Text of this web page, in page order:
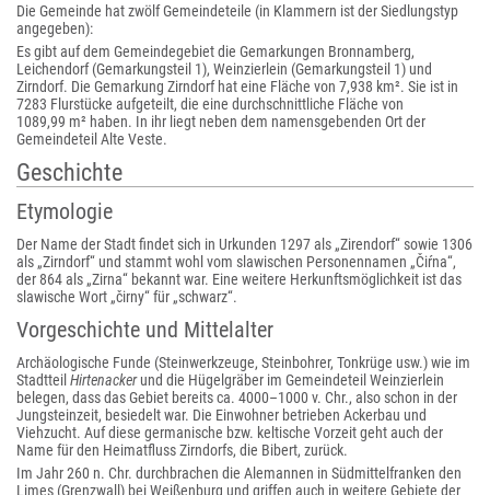
Die Gemeinde hat zwölf Gemeindeteile (in Klammern ist der Siedlungstyp
angegeben):
Es gibt auf dem Gemeindegebiet die Gemarkungen Bronnamberg,
Leichendorf (Gemarkungsteil 1), Weinzierlein (Gemarkungsteil 1) und
Zirndorf. Die Gemarkung Zirndorf hat eine Fläche von 7,938 km². Sie ist in
7283 Flurstücke aufgeteilt, die eine durchschnittliche Fläche von
1089,99 m² haben. In ihr liegt neben dem namensgebenden Ort der
Gemeindeteil Alte Veste.
Geschichte
Etymologie
Der Name der Stadt findet sich in Urkunden 1297 als „Zirendorf“ sowie 1306
als „Zirndorf“ und stammt wohl vom slawischen Personennamen „Čiŕna“,
der 864 als „Zirna“ bekannt war. Eine weitere Herkunftsmöglichkeit ist das
slawische Wort „čirny“ für „schwarz“.
Vorgeschichte und Mittelalter
Archäologische Funde (Steinwerkzeuge, Steinbohrer, Tonkrüge usw.) wie im
Stadtteil Hirtenackerund die Hügelgräber im Gemeindeteil Weinzierlein
belegen, dass das Gebiet bereits ca. 4000–1000 v. Chr., also schon in der
Jungsteinzeit, besiedelt war. Die Einwohner betrieben Ackerbau und
Viehzucht. Auf diese germanische bzw. keltische Vorzeit geht auch der
Name für den Heimatfluss Zirndorfs, die Bibert, zurück.
Im Jahr 260 n. Chr. durchbrachen die Alemannen in Südmittelfranken den
Limes (Grenzwall) bei Weißenburg und griffen auch in weitere Gebiete der